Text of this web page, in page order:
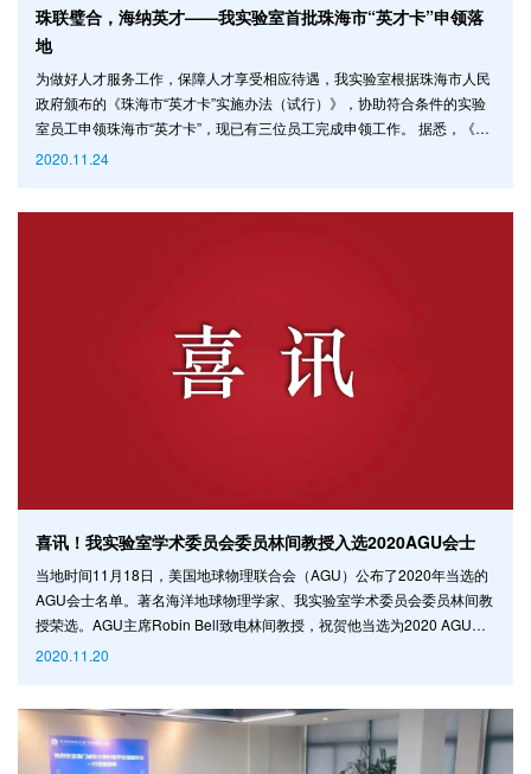
珠联璧合，海纳英才——我实验室首批珠海市“英才卡”申领落
地
为做好人才服务工作，保障人才享受相应待遇，我实验室根据珠海市人民
政府颁布的《珠海市“英才卡”实施办法（试行）》，协助符合条件的实验
室员工申领珠海市“英才卡”，现已有三位员工完成申领工作。 据悉，《珠
海市“英才卡”实施办法（试行）》是贯彻落实“珠海英才计划”的一项具体举
2020.11.24
喜讯！我实验室学术委员会委员林间教授入选2020AGU会士
当地时间11月18日，美国地球物理联合会（AGU）公布了2020年当选的
AGU会士名单。著名海洋地球物理学家、我实验室学术委员会委员林间教
授荣选。AGU主席Robin Bell致电林间教授，祝贺他当选为2020 AGU会
士，表彰他对海洋科学与地震学的卓越贡献。 AGU会士是国际地球与空
表彰他们在各自领域中做出的开创性工作与杰出贡献。每年当选会士的比
例不超过全球AGU会员总
2020.11.20